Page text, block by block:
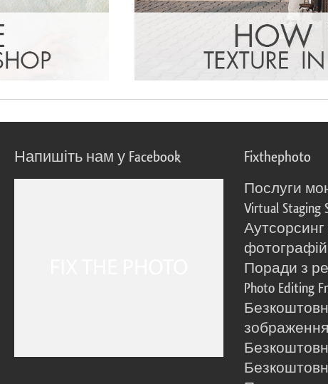
Напишіть нам у Facebook Fixthephoto
Послуги
Virtual Staging
фотографій
Поради з
Photo Editing